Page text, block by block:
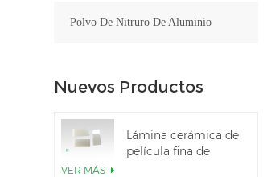
Polvo De Nitruro De Aluminio
Nuevos Productos
Lámina cerámica de
película fina de
VER MÁS